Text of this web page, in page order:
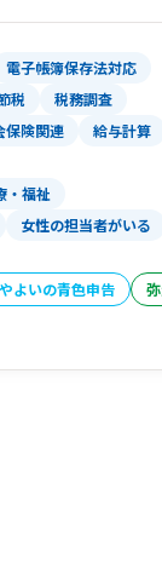
電子帳簿保存法対応
税
税務調査
保険関連
給与計算
・福祉
女性の担当者がいる
やよいの青色申告